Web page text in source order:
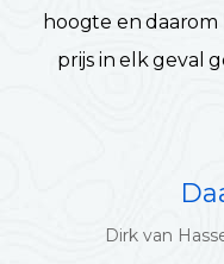
hoogte en
prijs in elk geval
Dirk van